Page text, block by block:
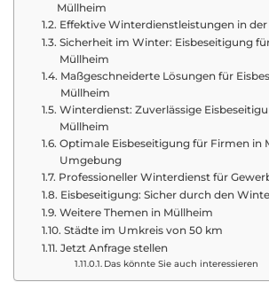
Müllheim
Effektive Winterdienstleistungen in
Sicherheit im Winter: Eisbeseitigung
Müllheim
Maßgeschneiderte Lösungen für
Müllheim
Winterdienst: Zuverlässige
Müllheim
Optimale Eisbeseitigung für Firmen in
Umgebung
Professioneller Winterdienst für
Eisbeseitigung: Sicher durch den
Weitere Themen in Müllheim
Städte im Umkreis von 50 km
Jetzt Anfrage stellen
Das könnte Sie auch interessieren